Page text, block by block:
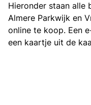
Hieronder staan alle
Almere Parkwijk en
online te koop. Een
een kaartje uit de